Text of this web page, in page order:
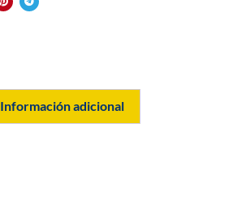
Información adicional